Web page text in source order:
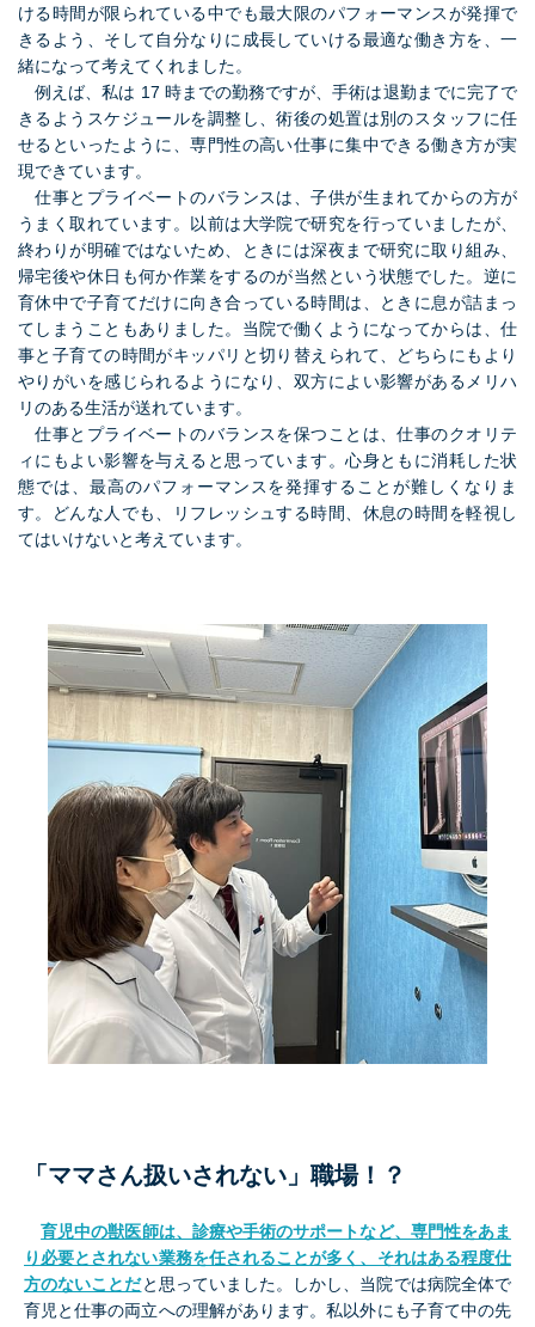
ける時間が限られている中でも最大限のパフォーマンスが発揮で
きるよう、そして自分なりに成長していける最適な働き方を、一
緒になって考えてくれました。
例えば、私は 17 時までの勤務ですが、手術は退勤までに完了で
きるようスケジュールを調整し、術後の処置は別のスタッフに任
せるといったように、専門性の高い仕事に集中できる働き方が実
現できています。
仕事とプライベートのバランスは、子供が生まれてからの方が
うまく取れています。以前は大学院で研究を行っていましたが、
終わりが明確ではないため、ときには深夜まで研究に取り組み、
帰宅後や休日も何か作業をするのが当然という状態でした。逆に
育休中で子育てだけに向き合っている時間は、ときに息が詰まっ
てしまうこともありました。当院で働くようになってからは、仕
事と子育ての時間がキッパリと切り替えられて、どちらにもより
やりがいを感じられるようになり、双方によい影響があるメリハ
リのある生活が送れています。
仕事とプライベートのバランスを保つことは、仕事のクオリテ
ィにもよい影響を与えると思っています。心身ともに消耗した状
態では、最高のパフォーマンスを発揮することが難しくなりま
す。どんな人でも、リフレッシュする時間、休息の時間を軽視し
てはいけないと考えています。
「ママさん扱いされない」職場！？
育児中の獣医師は、診療や手術のサポートなど、専門性をあま
り必要とされない業務を任されることが多く、それはある程度仕
方のないことだと思っていました。しかし、当院では病院全体で
育児と仕事の両立への理解があります。私以外にも子育て中の先